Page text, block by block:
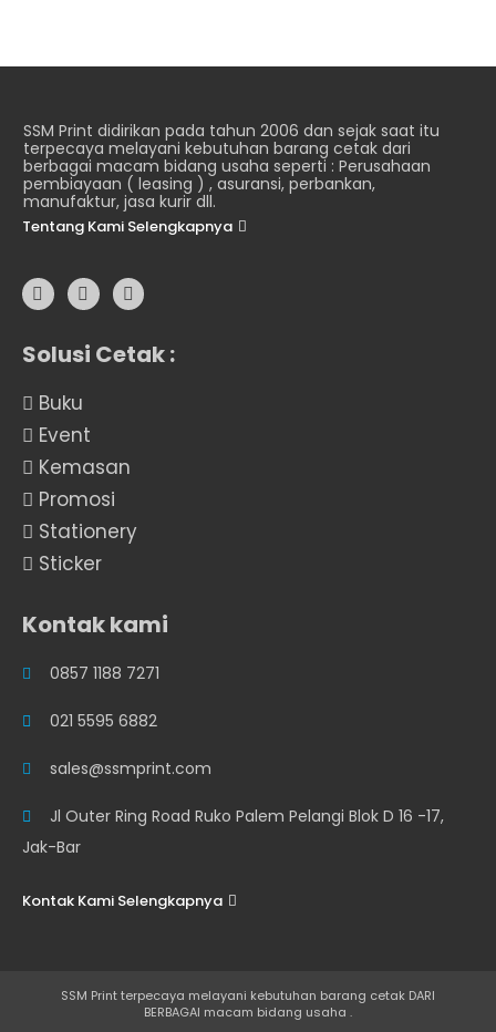
SSM Print didirikan pada tahun 2006 dan sejak saat itu
terpecaya melayani kebutuhan barang cetak dari
berbagai macam bidang usaha seperti : Perusahaan
pembiayaan ( leasing ) , asuransi, perbankan,
manufaktur, jasa kurir dll.
Tentang Kami Selengkapnya
Solusi Cetak :
Buku
Event
Kemasan
Promosi
Stationery
Sticker
Kontak kami
0857 1188 7271
021 5595 6882
sales@ssmprint.com
Jl Outer Ring Road Ruko Palem Pelangi Blok D 16 -17,
Jak-Bar
Kontak Kami Selengkapnya
SSM Print terpecaya melayani kebutuhan barang cetak DARI
BERBAGAI macam bidang usaha .